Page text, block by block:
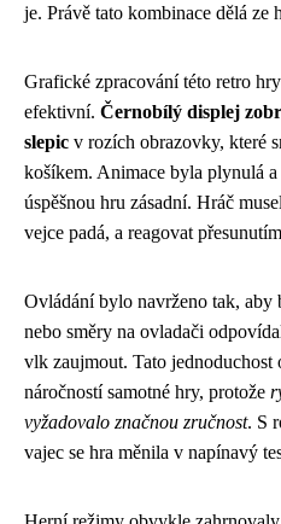
je. Právě tato kombinace dělá ze
Grafické zpracování této retro
efektivní. Černobílý displej
slepic v rozích obrazovky, které
košíkem. Animace byla plynulá
úspěšnou hru zásadní. Hráč
vejce padá, a reagovat
Ovládání bylo navrženo tak,
nebo směry na ovladači
vlk zaujmout. Tato jednoduchost
náročností samotné hry, protože
vyžadovalo značnou zručnost. S
vajec se hra měnila v napínavý